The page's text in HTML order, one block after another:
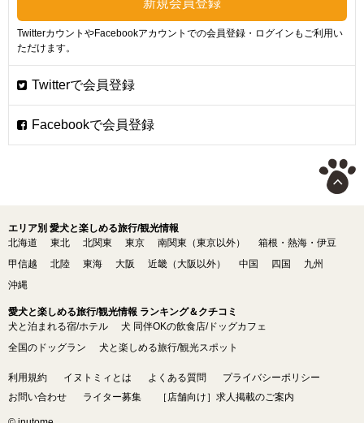
TwitterカウントやFacebookアカウントでの会員登録・ログインもご利用い
ただけます。
エリア別 愛犬と楽しめる旅行/観光情報
北海道
東北 北関東 東京 南関東（東京以外）
箱根・熱海・伊豆
甲信越
北陸 東海 大阪 近畿（大阪以外） 中国 四国
九州
沖縄
愛犬と楽しめる旅行/観光情報 ランキング＆クチコミ
犬と泊まれる宿/ホテル
犬 同伴OKの飲食店/ドッグカフェ
全国のドッグラン
犬と楽しめる旅行/観光スポット
利用規約 イヌトミィとは よくある質問
プライバシーポリシー
お問い合わせ
ライター募集 ［店舗向け］求人掲載のご案内